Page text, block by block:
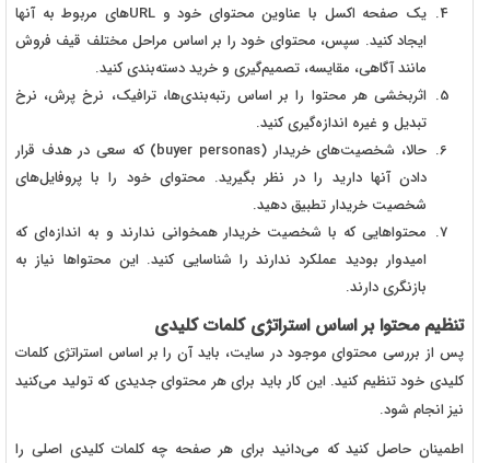
یک صفحه اکسل با عناوین محتوای خود و URL‌های مربوط به آنها
ایجاد کنید. سپس، محتوای خود را بر اساس مراحل مختلف قیف فروش
مانند آگاهی، مقایسه، تصمیم‌گیری و خرید دسته‌بندی کنید.
اثربخشی هر محتوا را بر اساس رتبه‌بندی‌ها، ترافیک، نرخ پرش، نرخ
تبدیل و غیره اندازه‌گیری کنید.
حالا، شخصیت‌های خریدار (buyer personas) که سعی در هدف قرار
دادن آنها دارید را در نظر بگیرید. محتوای خود را با پروفایل‌های
شخصیت خریدار تطبیق دهید.
محتواهایی که با شخصیت خریدار همخوانی ندارند و به اندازه‌ای که
امیدوار بودید عملکرد ندارند را شناسایی کنید. این محتواها نیاز به
بازنگری دارند.
تنظیم محتوا بر اساس استراتژی کلمات کلیدی
پس از بررسی محتوای موجود در سایت، باید آن را بر اساس استراتژی کلمات
کلیدی خود تنظیم کنید. این کار باید برای هر محتوای جدیدی که تولید می‌کنید
نیز انجام شود.
اطمینان حاصل کنید که می‌دانید برای هر صفحه چه کلمات کلیدی اصلی را